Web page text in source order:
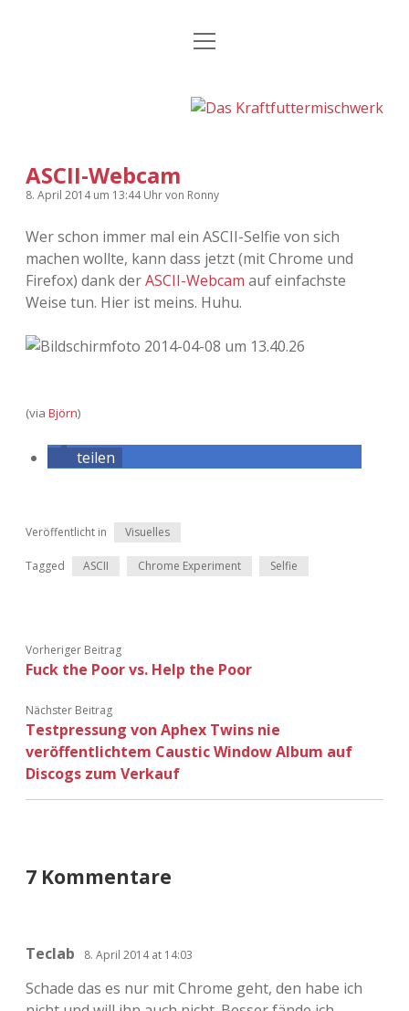
Kategorien
kfmw.stuff
Kopfkinomusik
Nur mal so
Instagrams
Adventskalender Dropdown-
Menü
Adventskalender 2010
Adventskalender 2011
Adventskalender 2015
Adventskalender 2016
Adventskalender 2020
Adventskalender 2023
Menü
ASCII-Webcam
8. April 2014um 13:44 Uhrvon Ronny
Wer schon immer mal ein ASCII-Selfie von sich
machen wollte, kann dass jetzt (mit Chrome und
Firefox) dank derASCII-Webcam auf einfachste
Weise tun. Hier ist meins. Huhu.
(via Björn)
teilen
Veröffentlicht in Visuelles
Tagged ASCII Chrome Experiment Selfie
Vorheriger Beitrag
Fuck the Poor vs. Help the Poor
Nächster Beitrag
Testpressung von Aphex Twins nie
veröffentlichtem Caustic Window Album auf
Discogs zum Verkauf
7 Kommentare
Teclab 8. April 2014 at 14:03
Schade das es nur mit Chrome geht, den habe ich